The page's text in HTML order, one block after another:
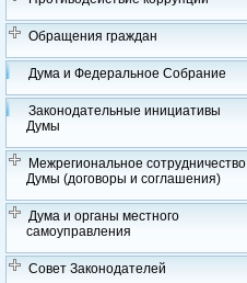
Обращения граждан
Дума и Федеральное Собрание
Законодательные инициативы
Думы
Межрегиональное сотрудничество
Думы (договоры и соглашения)
Дума и органы местного
самоуправления
Совет Законодателей